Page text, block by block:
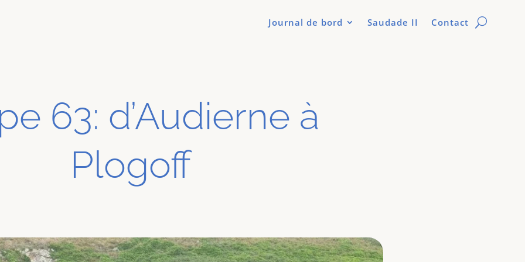
Journal de bord Saudade II Contact
63: d’Audierne à
Plogoff